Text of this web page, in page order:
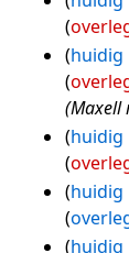
v
a
t
t
i
n
g
s
s
a
m
e
n
v
a
t
n
g
s
s
a
m
e
n
v
r
k
i
n
g
s
s
a
m
w
e
r
k
i
n
g
s
s
e
e
n
b
e
w
e
r
k
G
e
e
n
b
e
w
e
huidig
Maxell
huidig
G
e
e
huidig
Ghuidig